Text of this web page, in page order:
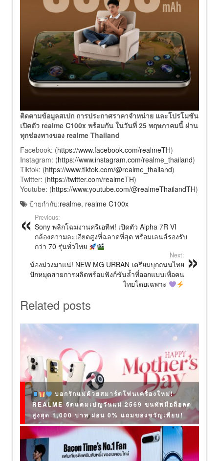
ติดตามข้อมูลสเปก การประกาศราคาจำหน่าย และโปรโมชัน
เปิดตัว realme C100x พร้อมกัน ในวันที่ 25 พฤษภาคมนี้ ผ่าน
ทุกช่องทางของ realme Thailand
Facebook: (https://www.facebook.com/realmeTH)
Instagram: (https://www.instagram.com/realme_thailand)
Tiktok: (https://www.tiktok.com/@realme_thailand)
Twitter: (https://twitter.com/realmeTH)
Youtube: (https://www.youtube.com/@realmeThailandTH)
ป้ายกำกับ:realme, realme C100x
Previous:
Sony พลิกโฉมงานครีเอทีฟ! เปิดตัว Alpha 7R VI
กล้องความละเอียดสูงที่ฉลาดที่สุด พร้อมเลนส์รองรับ
กว่า 70 รุ่นทั่วไทย
Next:
น้องม่วงมาแน่! NEW MG URBAN เตรียมบุกถนนไทย
ปักหมุดสายการผลิตพร้อมฟังก์ชันล้ำที่ออกแบบเพื่อคน
ไทยโดยเฉพาะ
Related posts
บอกรักแม่ด้วยสมาร์ตโฟนเครื่องใหม่!
REALME จัดแคมเปญวันแม่ 2569 ขนทัพมือถือลด
สูงสุด 1,000 บาท ผ่อน 0% แถมของขวัญเพียบ!